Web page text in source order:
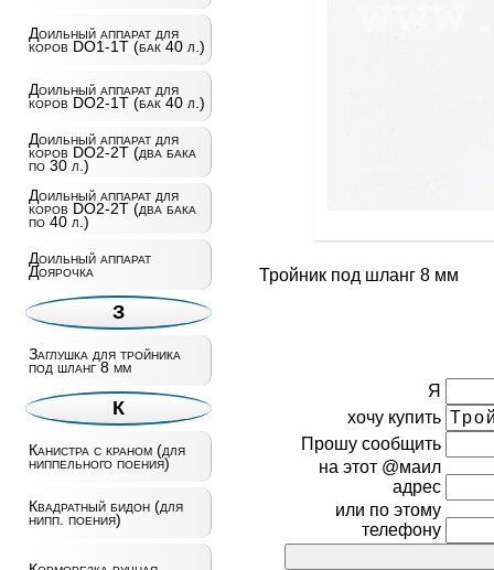
Доильный аппарат для
коров DO1-1T (бак 40 л.)
Доильный аппарат для
коров DO2-1T (бак 40 л.)
Доильный аппарат для
коров DO2-2T (два бака
по 30 л.)
Доильный аппарат для
коров DO2-2T (два бака
по 40 л.)
Доильный аппарат
Доярочка
З
Заглушка для тройника
под шланг 8 мм
К
Канистра с краном (для
ниппельного поения)
Квадратный бидон (для
нипп. поения)
Тройник под шланг 8 мм
Я
хочу купить
Прошу сообщить
на этот @маил
адрес
или по этому
телефону